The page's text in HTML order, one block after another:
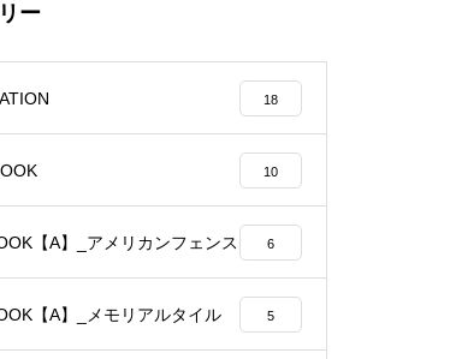
ー
18
10
【A】_アメリカンフェンス 6
【A】_メモリアルタイル 5